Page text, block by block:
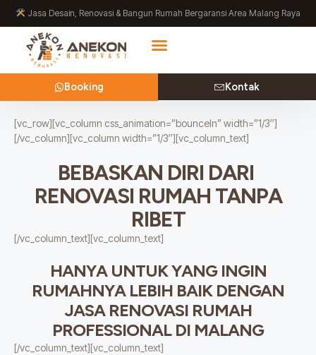
Lewati
Jasa Desain, Renovasi & Bangun Rumah Bergaransi Area Malang Raya
Booking Kontak
[vc_row][vc_column css_animation=”bounceIn” width=”1/3″]
[/vc_column][vc_column width=”1/3″][vc_column_text]
BEBASKAN DIRI DARI
RENOVASI RUMAH TANPA
RIBET
[/vc_column_text][vc_column_text]
HANYA UNTUK YANG INGIN
RUMAHNYA LEBIH BAIK DENGAN
JASA RENOVASI RUMAH
PROFESSIONAL DI MALANG
[/vc_column_text][vc_column_text]